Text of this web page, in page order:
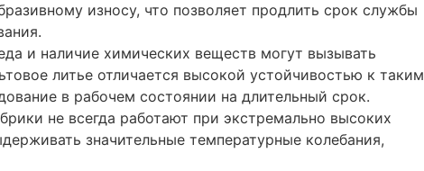
износу, что позволяет продлить срок службы
и наличие химических веществ могут вызывать
литье отличается высокой устойчивостью к таким
в рабочем состоянии на длительный срок.
не всегда работают при экстремально высоких
значительные температурные колебания,